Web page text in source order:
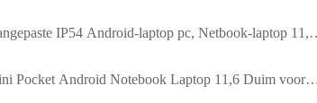
IP54 Android-laptop pc, Netbook-laptop 11,6
Pocket Android Notebook Laptop 11,6 Duim voor